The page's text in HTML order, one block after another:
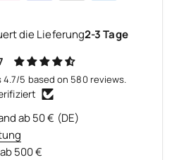
die Lieferung2-3 Tage
5 based on 580 reviews.
ab 50 € (DE)
ab 500 €